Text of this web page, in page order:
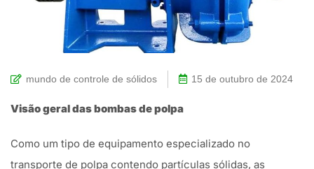
mundo de controle de sólidos 15 de outubro de 2024
Visão geral das bombas de polpa
Como um tipo de equipamento especializado no
transporte de polpa contendo partículas sólidas, as